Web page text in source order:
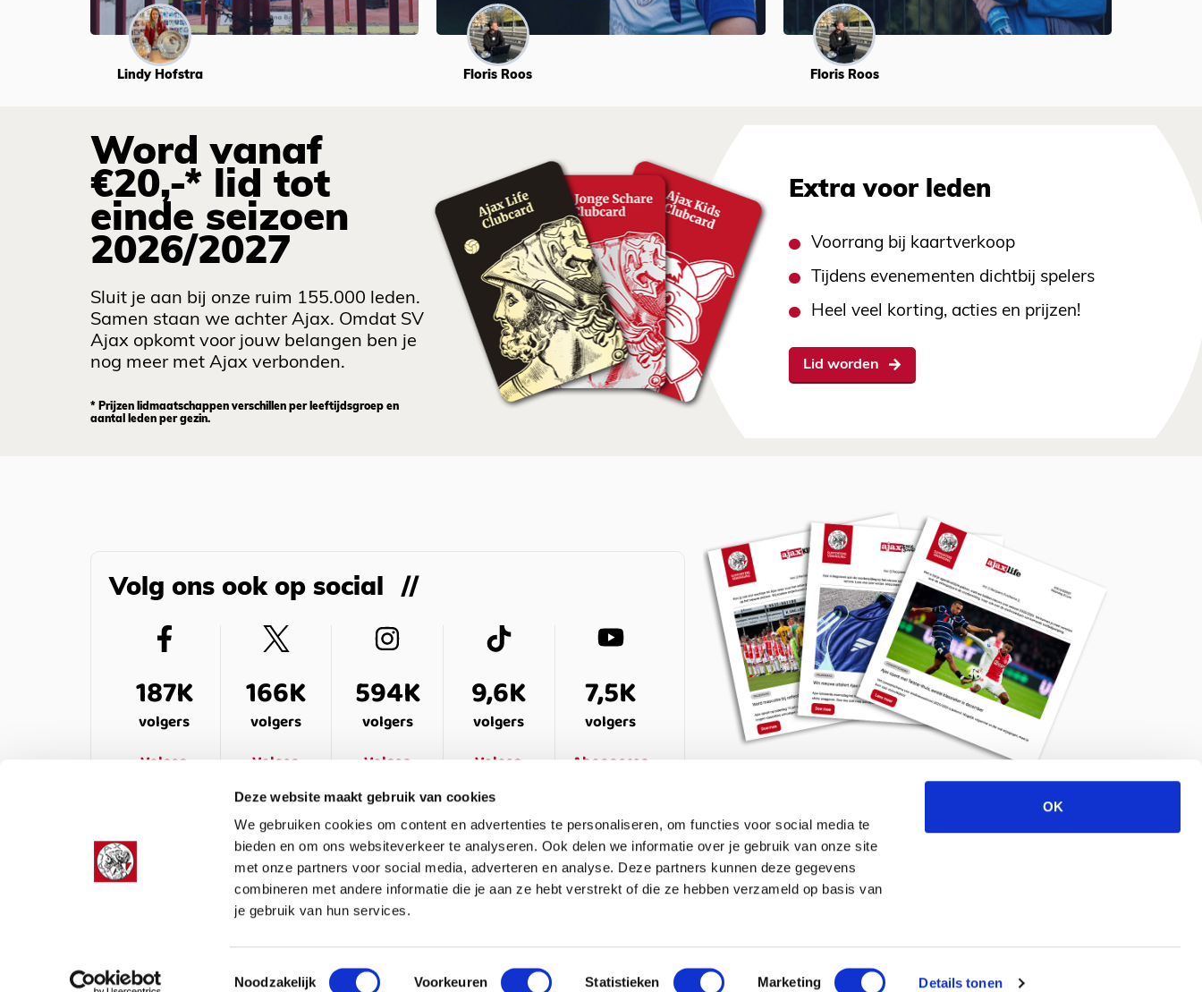
Deze website maakt gebruik van cookies
We gebruiken cookies om content en advertenties te personaliseren, om functies voor social media te
bieden en om ons websiteverkeer te analyseren. Ook delen we informatie over je gebruik van onze site
met onze partners voor social media, adverteren en analyse. Deze partners kunnen deze gegevens
combineren met andere informatie die je aan ze hebt verstrekt of die ze hebben verzameld op basis van
je gebruik van hun services.
Toestemmingsselectie
Noodzakelijk Voorkeuren Statistieken Marketing Details tonen
OK
Lindy Hofstra Floris Roos Floris Roos
Word vanaf
€20,-* lid tot
einde seizoen
2026/2027
Sluit je aan bij onze ruim 155.000 leden.
Samen staan we achter Ajax. Omdat SV
Ajax opkomt voor jouw belangen ben je
nog meer met Ajax verbonden.
* Prijzen lidmaatschappen verschillen per leeftijdsgroep en
aantal leden per gezin.
Extra voor leden
Voorrang bij kaartverkoop
Tijdens evenementen dichtbij spelers
Heel veel korting, acties en prijzen!
Lid worden
Volg ons ook op social
187K
volgers
Volgen
166K
volgers
Volgen
594K
volgers
Volgen
9,6K
volgers
Volgen
7,5K
volgers
Abonneren
Meld je aan voor de nieuwsbrief
OVER ONS VEELGESTELDE VRAGEN